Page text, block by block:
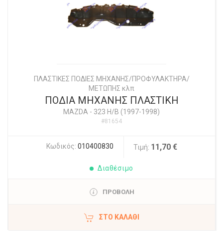
ΠΛΑΣΤΙΚΕΣ ΠΟΔΙΕΣ ΜΗΧΑΝΗΣ/ΠΡΟΦΥΛΑΚΤΗΡΑ/
ΜΕΤΩΠΗΣ κλπ
ΠΟΔΙΑ ΜΗΧΑΝΗΣ ΠΛΑΣΤΙΚΗ
MAZDA - 323 H/B (1997-1998)
#81654
Κωδικός: 010400830 Τιμή: 11,70 €
Διαθέσιμο
ΠΡΟΒΟΛΗ
ΣΤΟ ΚΑΛΆΘΙ